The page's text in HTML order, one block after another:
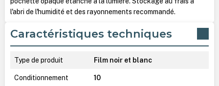
l'abri de l'humidité et des rayonnements recommandé.
Caractéristiques techniques
Type de produit Film noir et blanc
Conditionnement 10